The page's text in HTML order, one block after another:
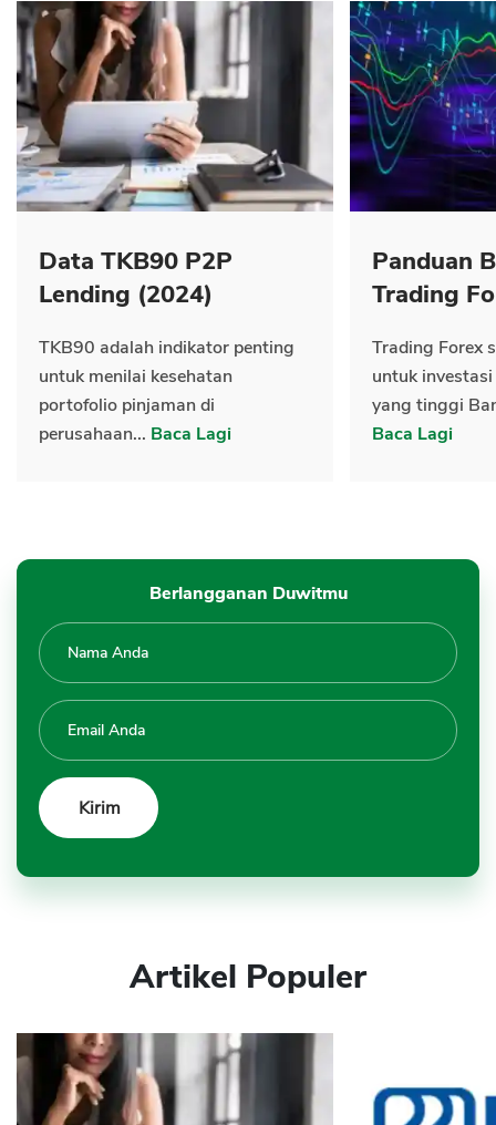
Data TKB90 P2P
Lending (2024)
TKB90 adalah indikator penting
untuk menilai kesehatan
portofolio pinjaman di
perusahaan... Baca Lagi
Panduan
Trading
Trading Forex
untuk
yang tinggi
Baca Lagi
Berlangganan Duwitmu
Artikel Populer